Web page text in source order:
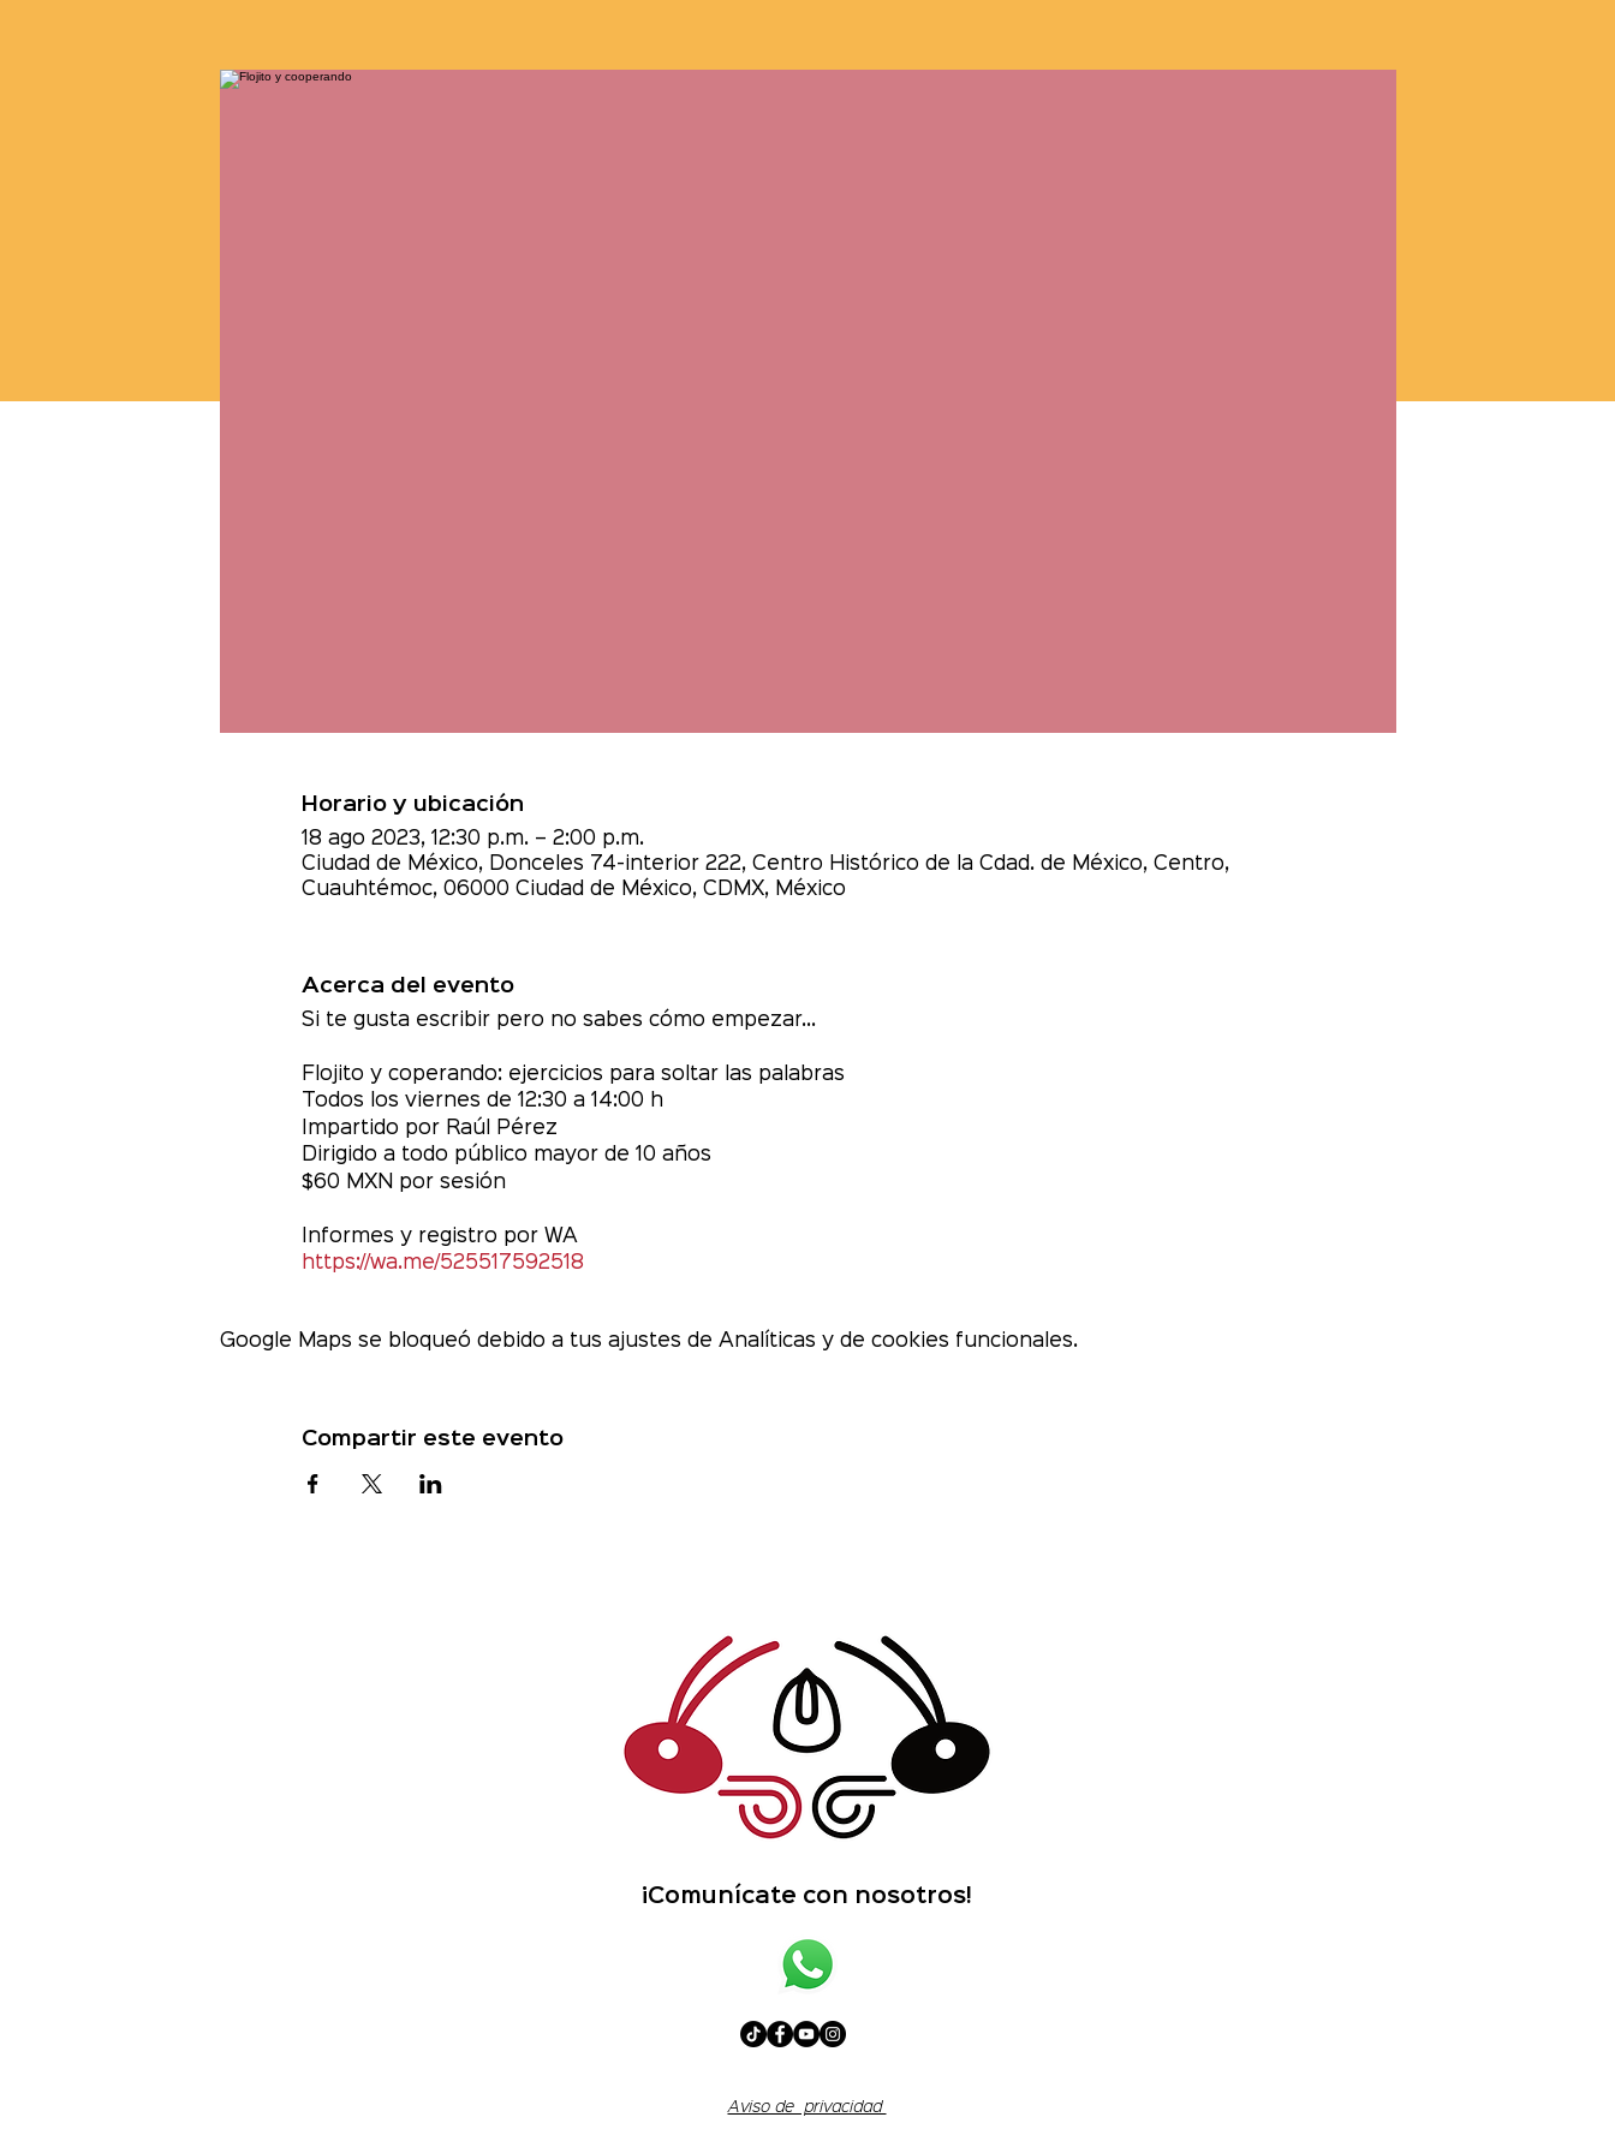
Horario y ubicación
18 ago 2023, 12:30 p.m. – 2:00 p.m.
Ciudad de México, Donceles 74-interior 222, Centro Histórico de la Cdad. de México, Centro,
Cuauhtémoc, 06000 Ciudad de México, CDMX, México
Acerca del evento
Si te gusta escribir pero no sabes cómo empezar...
Flojito y coperando: ejercicios para soltar las palabras
Todos los viernes de 12:30 a 14:00 h
Impartido por Raúl Pérez
Dirigido a todo público mayor de 10 años
$60 MXN por sesión
Informes y registro por WA
https://wa.me/525517592518
Google Maps se bloqueó debido a tus ajustes de Analíticas y de cookies funcionales.
Compartir este evento
¡Comunícate con nosotros!
Aviso de privacidad